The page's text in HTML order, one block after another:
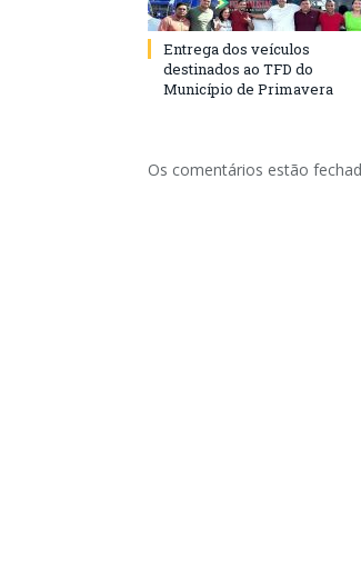
Entrega dos veículos
destinados ao TFD do
Município de Primavera
Os comentários estão